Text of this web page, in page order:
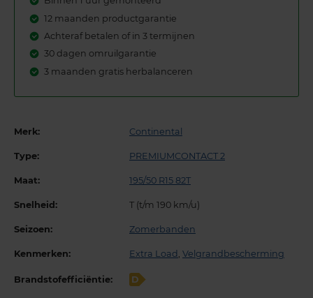
12 maanden productgarantie
Achteraf betalen of in 3 termijnen
30 dagen omruilgarantie
3 maanden gratis herbalanceren
Merk: Continental
Type: PREMIUMCONTACT 2
Maat: 195/50 R15 82T
Snelheid: T (t/m 190 km/u)
Seizoen: Zomerbanden
Kenmerken: Extra Load , Velgrandbescherming
Brandstofefficiëntie: D